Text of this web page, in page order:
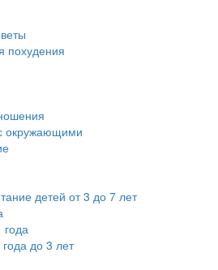
похудения
окружающими
детей от 3 до 7 лет
года
до 3 лет